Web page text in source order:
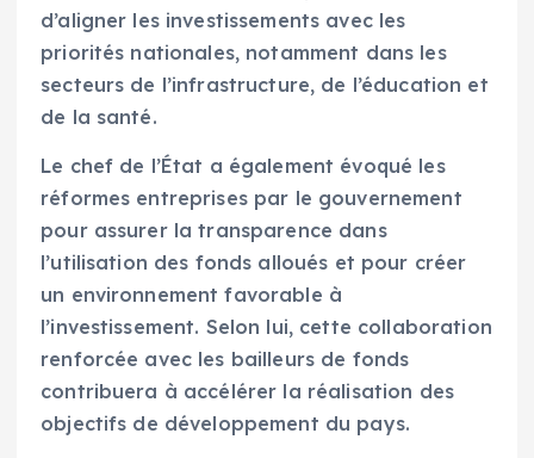
d’aligner les investissements avec les
priorités nationales, notamment dans les
secteurs de l’infrastructure, de l’éducation et
de la santé.
Le chef de l’État a également évoqué les
réformes entreprises par le gouvernement
pour assurer la transparence dans
l’utilisation des fonds alloués et pour créer
un environnement favorable à
l’investissement. Selon lui, cette collaboration
renforcée avec les bailleurs de fonds
contribuera à accélérer la réalisation des
objectifs de développement du pays.